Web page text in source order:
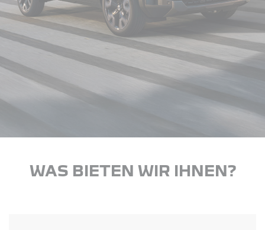
WAS BIETEN WIR IHNEN?